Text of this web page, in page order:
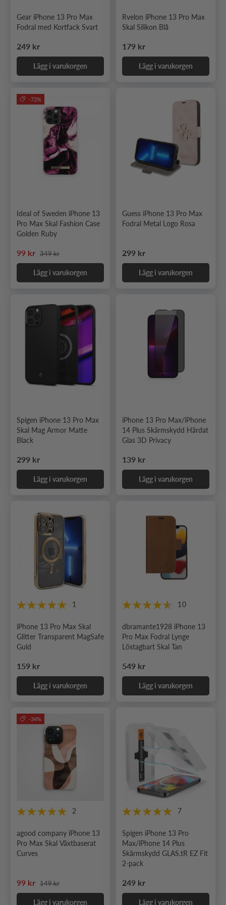
Gear iPhone 13 Pro Max
Fodral med Kortfack Svart
Ordinarie pris
249 kr
Lägg i varukorgen
Rvelon iPhone 13 Pro Max
Skal Silikon Blå
Ordinarie pris
179 kr
Lägg i varukorgen
-72%
Ideal of Sweden iPhone 13
Pro Max Skal Fashion Case
Golden Ruby
Nedsatt pris
99 kr Ordinarie pris
349 kr
Lägg i varukorgen
Guess iPhone 13 Pro Max
Fodral Metal Logo Rosa
Ordinarie pris
299 kr
Lägg i varukorgen
Spigen iPhone 13 Pro Max
Skal Mag Armor Matte
Black
Ordinarie pris
299 kr
Lägg i varukorgen
iPhone 13 Pro Max/iPhone
14 Plus Skärmskydd Härdat
Glas 3D Privacy
Ordinarie pris
139 kr
Lägg i varukorgen
1
iPhone 13 Pro Max Skal
Glitter Transparent MagSafe
Guld
Ordinarie pris
159 kr
Lägg i varukorgen
10
dbramante1928 iPhone 13
Pro Max Fodral Lynge
Löstagbart Skal Tan
Ordinarie pris
549 kr
Lägg i varukorgen
-34%
2
agood company iPhone 13
Pro Max Skal Växtbaserat
Curves
Nedsatt pris
99 kr Ordinarie pris
149 kr
Lägg i varukorgen
7
Spigen iPhone 13 Pro
Max/iPhone 14 Plus
Skärmskydd GLAS.tR EZ Fit
2-pack
Ordinarie pris
249 kr
Lägg i varukorgen